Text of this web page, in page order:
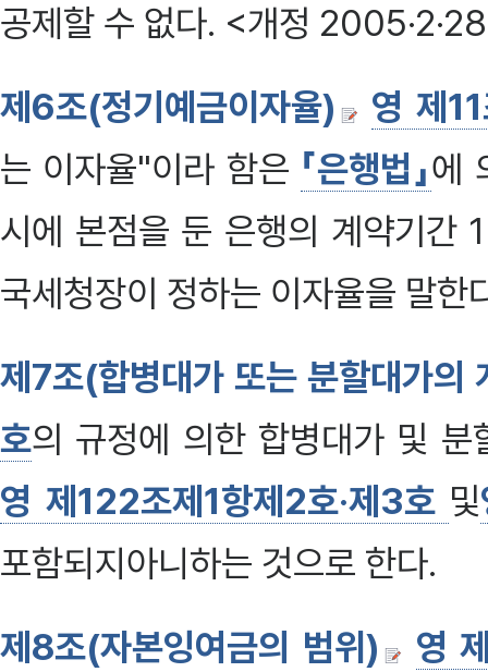
공제할 수 없다. <개정
제6조(정기예금이자율)
영 제
는 이자율"이라 함은 「은행법」에
시에 본점을 둔 은행의 계약기간
국세청장이 정하는 이자율을 말
제7조(합병대가 또는 분할대가의
호의 규정에 의한 합병대가 및 분
영 제122조제1항제2호·제3호 및
포함되지아니하는 것으로 한다.
제8조(자본잉여금의 범위)
영